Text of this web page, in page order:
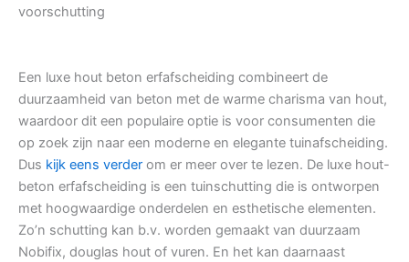
voorschutting
Een luxe hout beton erfafscheiding combineert de
duurzaamheid van beton met de warme charisma van hout,
waardoor dit een populaire optie is voor consumenten die
op zoek zijn naar een moderne en elegante tuinafscheiding.
Dus kijk eens verder om er meer over te lezen. De luxe hout-
beton erfafscheiding is een tuinschutting die is ontworpen
met hoogwaardige onderdelen en esthetische elementen.
Zo’n schutting kan b.v. worden gemaakt van duurzaam
Nobifix, douglas hout of vuren. En het kan daarnaast